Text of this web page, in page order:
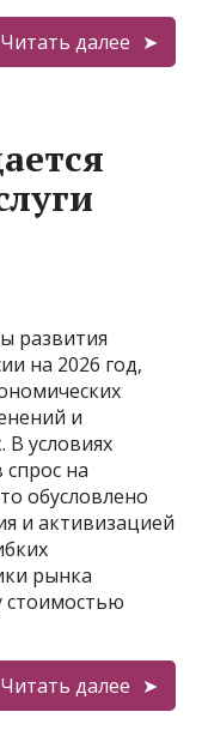
Читать далее
развития
на 2026 год,
и
В условиях
на
обусловлено
и активизацией
рынка
стоимостью
Читать далее